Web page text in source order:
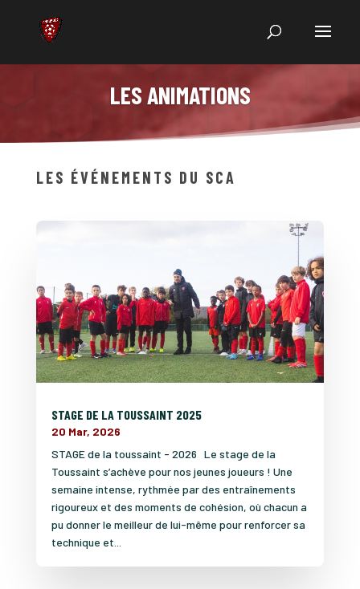
LES ANIMATIONS
LES ÉVÉNEMENTS DU SCA
STAGE DE LA TOUSSAINT 2025
20 Mar, 2026
STAGE de la toussaint - 2026 Le stage de la
Toussaint s’achève pour nos jeunes joueurs ! Une
semaine intense, rythmée par des entraînements
rigoureux et des moments de cohésion, où chacun a
pu donner le meilleur de lui-même pour renforcer sa
technique et...